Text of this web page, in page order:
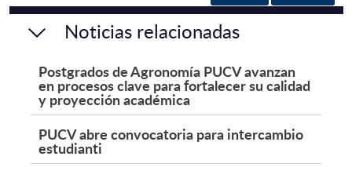
Noticias relacionadas
Postgrados de Agronomía PUCV avanzan
en procesos clave para fortalecer su calidad
y proyección académica
PUCV abre convocatoria para intercambio
estudianti